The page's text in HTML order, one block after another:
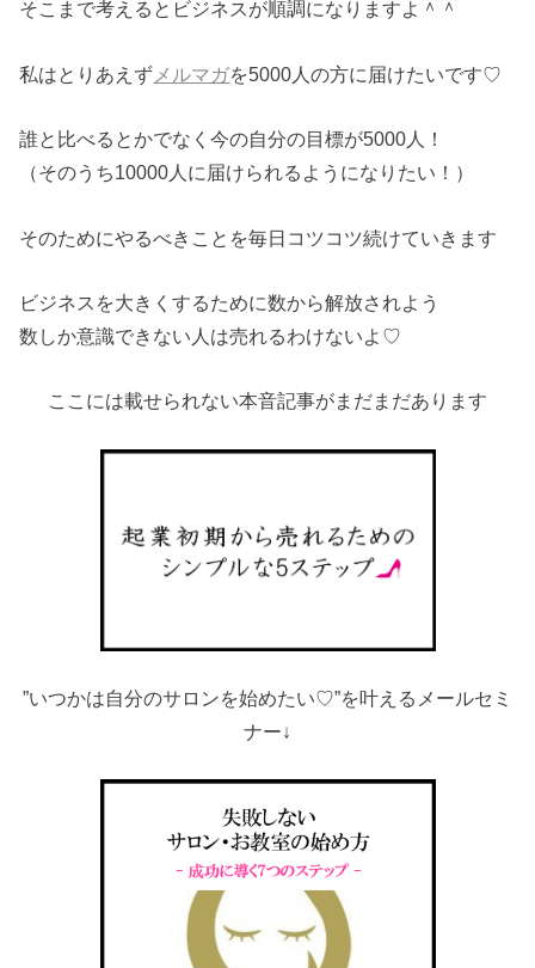
そこまで考えるとビジネスが順調になりますよ＾＾
私はとりあえず メルマガを5000人の方に届けたいです♡
誰と比べるとかでなく今の自分の目標が5000人！
（そのうち10000人に届けられるようになりたい！）
そのためにやるべきことを毎日コツコツ続けていきます
ビジネスを大きくするために数から解放されよう
数しか意識できない人は売れるわけないよ♡
ここには載せられない本音記事がまだまだあります
”いつかは自分のサロンを始めたい♡”を叶えるメールセミ
ナー↓